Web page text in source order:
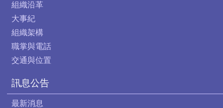
組織沿革
大事紀
組織架構
職掌與電話
交通與位置
訊息公告
最新消息